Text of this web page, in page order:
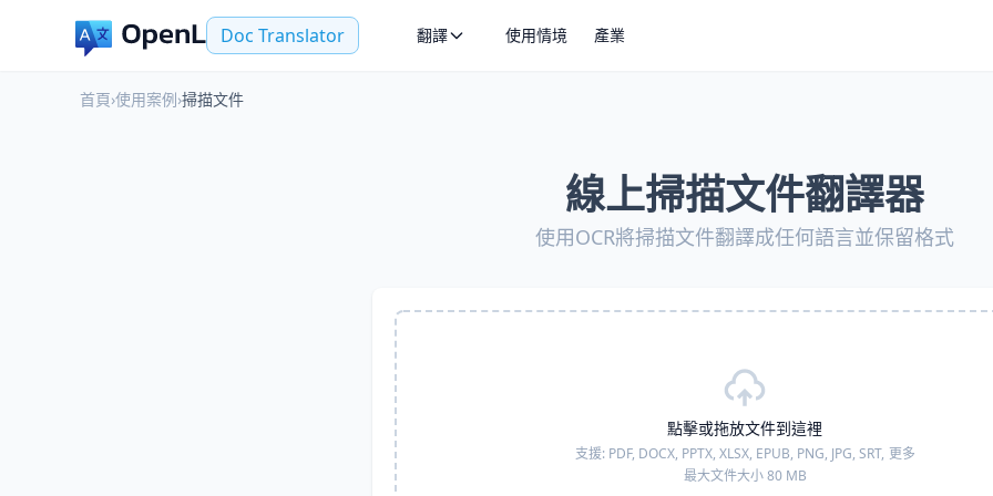
Doc Translator 翻譯 使用情境 產業
首頁›使用案例›掃描文件
線上掃描文件翻譯器
使用OCR將掃描文件翻譯成任何語言並保留格式
點擊或拖放文件到這裡
支援: PDF, DOCX, PPTX, XLSX, EPUB, PNG, JPG, SRT, 更多
最大文件大小 80 MB